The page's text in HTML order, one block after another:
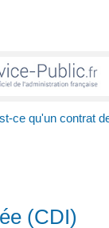
ce qu'un contrat
(CDI)